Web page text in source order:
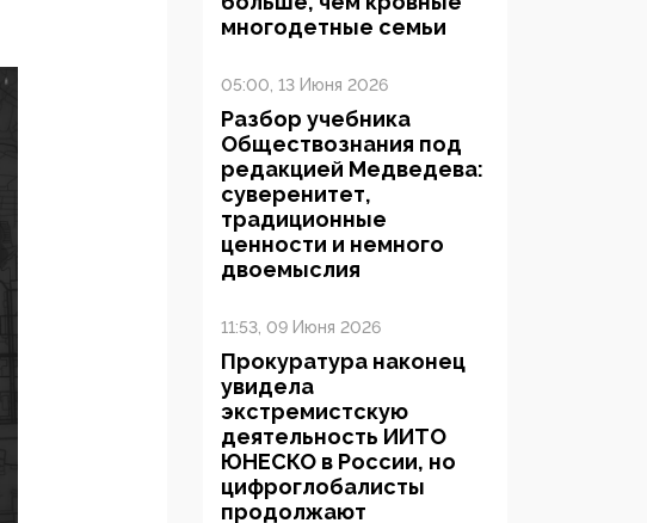
многодетные семьи
05:00, 13 Июня 2026
Разбор учебника
Обществознания под
редакцией Медведева:
суверенитет,
традиционные
ценности и немного
двоемыслия
11:53, 09 Июня 2026
Прокуратура наконец
увидела
экстремистскую
деятельность ИИТО
ЮНЕСКО в России, но
цифроглобалисты
продолжают